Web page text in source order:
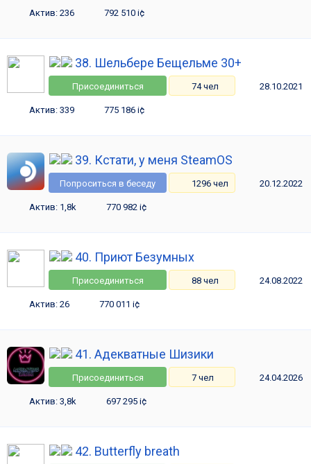
Актив: 236 792 510 i¢
38. Шельбере Бещельме 30+
Присоединиться 74 чел 28.10.2021
Актив: 339 775 186 i¢
39. Кстати, у меня SteamOS
Попроситься в беседу 1296 чел 20.12.2022
Актив: 1,8k 770 982 i¢
40. Приют Безумных
Присоединиться 88 чел 24.08.2022
Актив: 26 770 011 i¢
41. Адекватные Шизики
Присоединиться 7 чел 24.04.2026
Актив: 3,8k 697 295 i¢
42. Butterfly breath